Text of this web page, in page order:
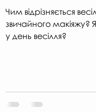
Чим відрізняється
звичайного макіяжу?
у день весілля?